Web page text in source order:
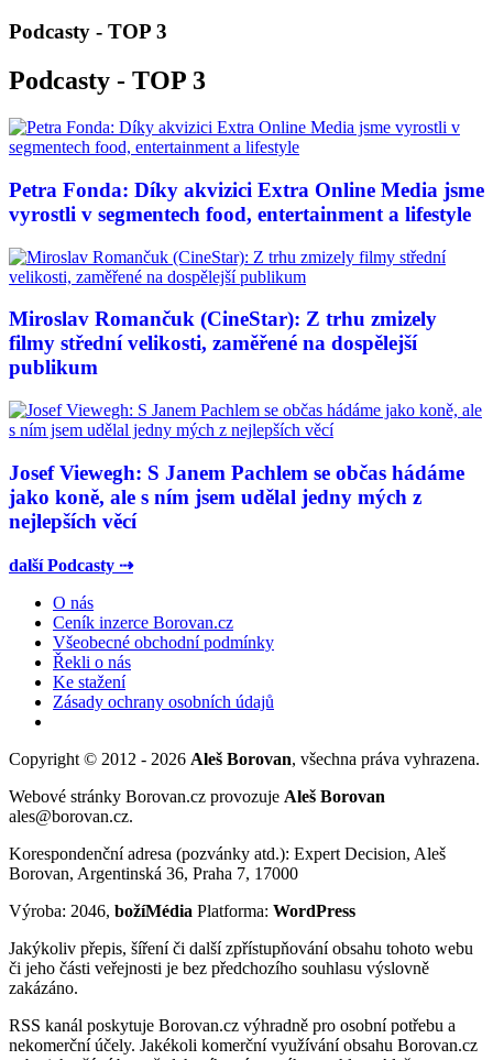
Podcasty - TOP 3
Podcasty - TOP 3
Petra Fonda: Díky akvizici Extra Online Media jsme
vyrostli v segmentech food, entertainment a lifestyle
Miroslav Romančuk (CineStar): Z trhu zmizely
filmy střední velikosti, zaměřené na dospělejší
publikum
Josef Viewegh: S Janem Pachlem se občas hádáme
jako koně, ale s ním jsem udělal jedny mých z
nejlepších věcí
další Podcasty ⇢
O nás
Ceník inzerce Borovan.cz
Všeobecné obchodní podmínky
Řekli o nás
Ke stažení
Zásady ochrany osobních údajů
Copyright © 2012 - 2026 Aleš Borovan, všechna práva vyhrazena.
Webové stránky Borovan.cz provozuje Aleš Borovan
ales@borovan.cz.
Korespondenční adresa (pozvánky atd.): Expert Decision, Aleš
Borovan, Argentinská 36, Praha 7, 17000
Výroba: 2046, božíMédia Platforma: WordPress
Jakýkoliv přepis, šíření či další zpřístupňování obsahu tohoto webu
či jeho části veřejnosti je bez předchozího souhlasu výslovně
zakázáno.
RSS kanál poskytuje Borovan.cz výhradně pro osobní potřebu a
nekomerční účely. Jakékoli komerční využívání obsahu Borovan.cz